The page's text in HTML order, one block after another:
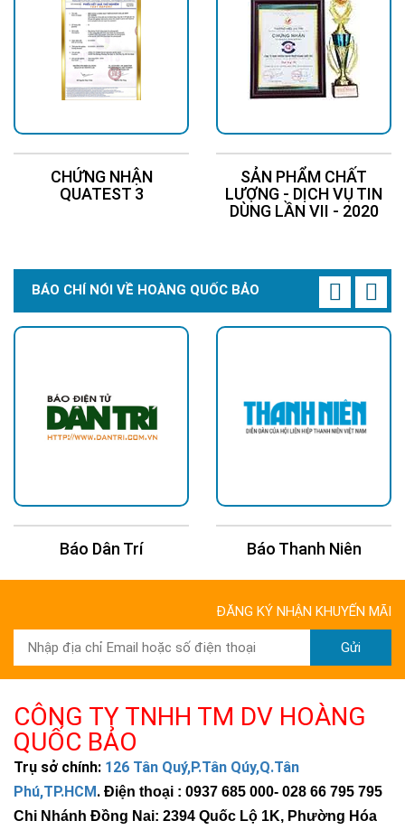
CHỨNG NHẬN
QUATEST 3
SẢN PHẨM CHẤT
LƯỢNG - DỊCH VỤ TIN
DÙNG LẦN VII - 2020
BÁO CHÍ NÓI VỀ HOÀNG QUỐC BẢO
Báo Dân Trí Báo Thanh Niên
ĐĂNG KÝ NHẬN KHUYẾN MÃI
Gửi
CÔNG TY TNHH TM DV HOÀNG
QUỐC BẢO
Trụ sở chính: 126 Tân Quý,P.Tân Qúy,Q.Tân
Phú,TP.HCM. Điện thoại : 0937 685 000- 028 66 795 795
Chi Nhánh Đồng Nai: 2394 Quốc Lộ 1K, Phường Hóa